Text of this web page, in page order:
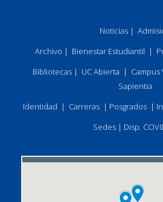
Noticias |
Archivo | Bienestar Estudiantil |
Bibliotecas| UC Abierta | Campus
Sapientia
Identidad | Carreras | Posgrados |
Sedes | Disp.